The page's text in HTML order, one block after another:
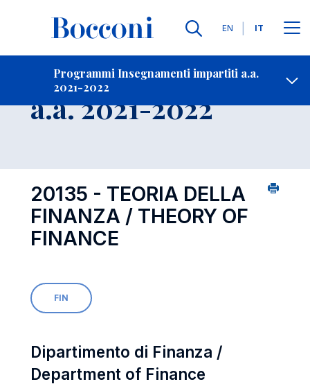
Lingue
EN IT
Programmi Insegnamenti impartiti a.a.
2021-2022
Contatti
Insegnamento
a.a. 2021-2022
20135 - TEORIA DELLA
FINANZA / THEORY OF
FINANCE
FIN
Dipartimento di Finanza /
Department of Finance